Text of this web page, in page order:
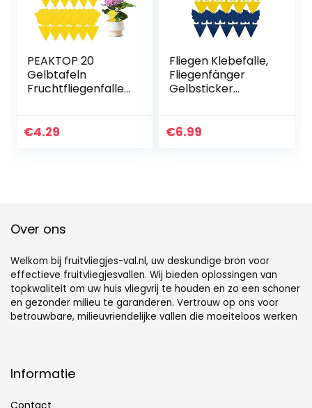
Klebefalle
PEAKTOP 20
Gelbtafeln
Fruchtfliegenfalle,
Bekämpfen,
Schädlingsbekäm
Pflanzen
€4.29
Fliegen Klebefalle,
Fliegenfänger
Gelbsticker
für
€6.99
Over ons
Welkom bij fruitvliegjes-val.nl, uw deskundige bron voor
effectieve fruitvliegjesvallen. Wij bieden oplossingen van
topkwaliteit om uw huis vliegvrij te houden en zo een schoner
en gezonder milieu te garanderen. Vertrouw op ons voor
betrouwbare, milieuvriendelijke vallen die moeiteloos werken
Informatie
Contact